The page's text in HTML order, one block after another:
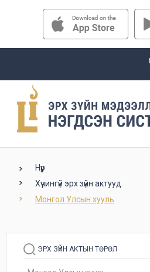
Нүүр
Хүчингүй эрх зүйн актууд
Монгол Улсын хууль
ЭРХ ЗҮЙН АКТЫН ТӨРӨЛ